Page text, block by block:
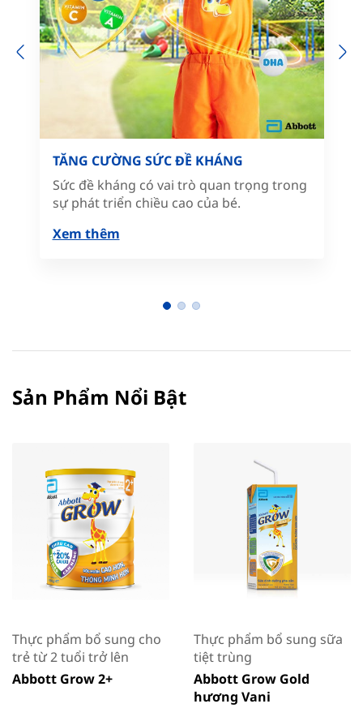
Previous
TĂNG CƯỜNG SỨC ĐỀ KHÁNG
Sức đề kháng có vai trò quan trọng trong
sự phát triển chiều cao của bé.
Xem thêm
Sản Phẩm Nổi Bật
Thực phẩm bổ sung cho
trẻ từ 2 tuổi trở lên
Abbott Grow 2+
Thực phẩm bổ sung sữa
tiệt trùng
Abbott Grow Gold
hương Vani